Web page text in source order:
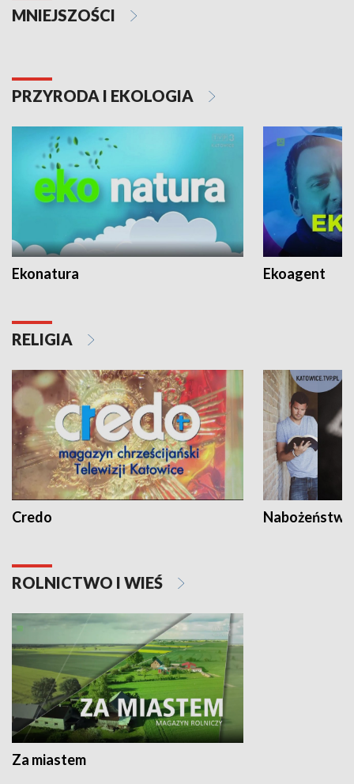
MNIEJSZOŚCI
PRZYRODA I EKOLOGIA
Ekonatura Ekoagent
RELIGIA
Credo
ROLNICTWO I WIEŚ
Za miastem